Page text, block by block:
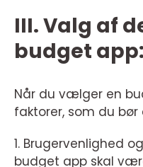
III. Valg af
budget app:
Når du vælger en
faktorer, som du bør
1. Brugervenlighed
budget app skal